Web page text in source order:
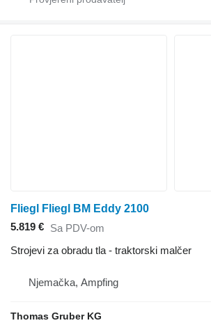
Fliegl Fliegl BM Eddy 2100
5.819 € Sa PDV-om
Strojevi za obradu tla - traktorski malčer
Njemačka, Ampfing
Thomas Gruber KG